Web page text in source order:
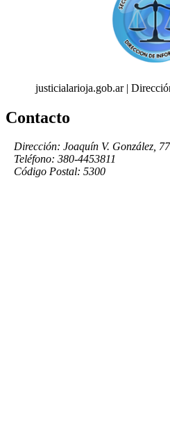
justicialarioja.gob.ar |
Contacto
Dirección: Joaquín V. González, 77
Teléfono: 380-4453811
Código Postal: 5300